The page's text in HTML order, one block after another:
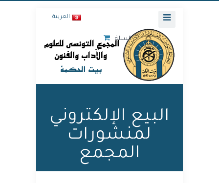
العربية
السلة
البيع الإلكتروني
لمنشورات
المجمع